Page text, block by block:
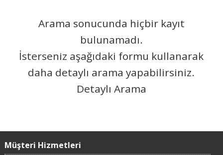
Arama sonucunda hiçbir kayıt
bulunamadı.
İsterseniz aşağıdaki formu kullanarak
daha detaylı arama yapabilirsiniz.
Detaylı Arama
Müşteri Hizmetleri